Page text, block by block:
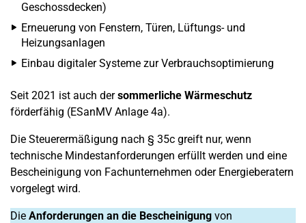
Geschossdecken)
Erneuerung von Fenstern, Türen, Lüftungs- und
Heizungsanlagen
Einbau digitaler Systeme zur Verbrauchsoptimierung
Seit 2021 ist auch dersommerliche Wärmeschutz
förderfähig (ESanMV Anlage 4a).
Die Steuerermäßigung nach § 35c greift nur, wenn
technische Mindestanforderungen erfüllt werden und eine
Bescheinigung von Fachunternehmen oder Energieberatern
vorgelegt wird.
Die Anforderungen an die Bescheinigung von